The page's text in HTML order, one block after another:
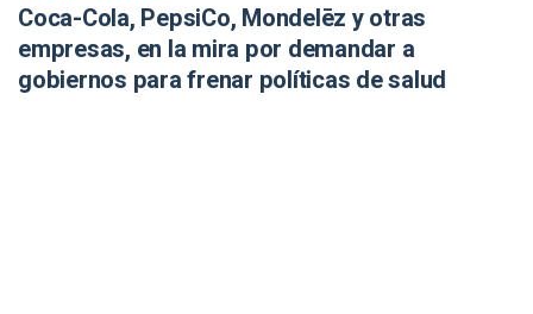
Coca-Cola, PepsiCo, Mondelēz y otras
empresas, en la mira por demandar a
gobiernos para frenar políticas de salud